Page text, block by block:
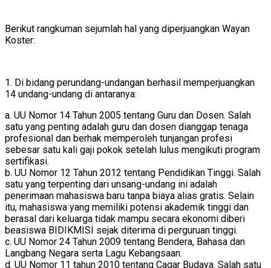
Berikut rangkuman sejumlah hal yang diperjuangkan Wayan
Koster:
1. Di bidang perundang-undangan berhasil memperjuangkan
14 undang-undang di antaranya:
a. UU Nomor 14 Tahun 2005 tentang Guru dan Dosen. Salah
satu yang penting adalah guru dan dosen dianggap tenaga
profesional dan berhak memperoleh tunjangan profesi
sebesar satu kali gaji pokok setelah lulus mengikuti program
sertifikasi.
b. UU Nomor 12 Tahun 2012 tentang Pendidikan Tinggi. Salah
satu yang terpenting dari unsang-undang ini adalah
penerimaan mahasiswa baru tanpa biaya alias gratis. Selain
itu, mahasiswa yang memiliki potensi akademik tinggi dan
berasal dari keluarga tidak mampu secara ekonomi diberi
beasiswa BIDIKMISI sejak diterima di perguruan tinggi.
c. UU Nomor 24 Tahun 2009 tentang Bendera, Bahasa dan
Langbang Negara serta Lagu Kebangsaan.
d. UU Nomor 11 tahun 2010 tentang Cagar Budaya. Salah satu